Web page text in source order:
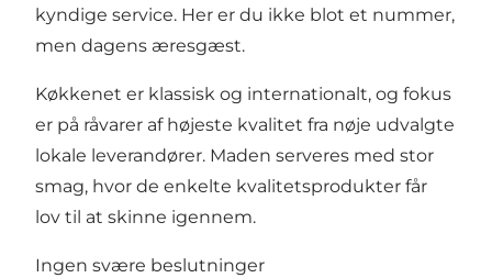
kyndige service. Her er du ikke blot et nummer,
men dagens æresgæst.
Køkkenet er klassisk og internationalt, og fokus
er på råvarer af højeste kvalitet fra nøje udvalgte
lokale leverandører. Maden serveres med stor
smag, hvor de enkelte kvalitetsprodukter får
lov til at skinne igennem.
Ingen svære beslutninger